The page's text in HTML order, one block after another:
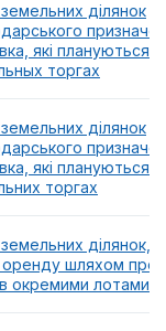
ділянок
які плануються
торгах
ділянок
які плануються
торгах
ділянок,
шляхом
окремими лотами